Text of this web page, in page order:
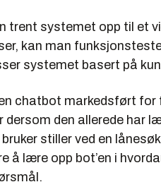
trent systemet opp til et
kan man
systemet basert på
chatbot markedsført
dersom den allerede har
stiller ved en
å lære opp bot’en i